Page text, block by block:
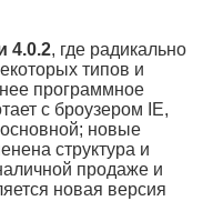
4.0.2, где радикально
типов и
программное
с броузером IE,
новые
структура и
продаже и
новая версия